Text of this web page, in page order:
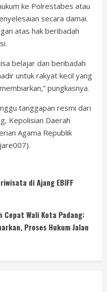
ke Polrestabes atau
secara damai.
atas hak beribadah
belajar dan beribadah
untuk rakyat kecil yang
pungkasnya.
tanggapan resmi dari
Kepolisian Daerah
Agama Republik
di Ajang EBIFF
Cepat Wali Kota Padang:
Proses Hukum Jalan